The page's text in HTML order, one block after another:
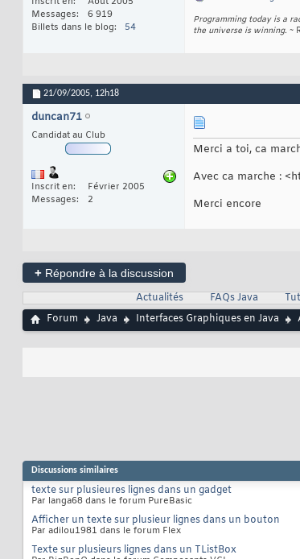
Messages
6 919
Billets dans le blog
54
Programming today is a
the universe is winning. ~
21/09/2005, 12h18
duncan71
Candidat au Club
Inscrit en
Février 2005
Messages
2
Merci a toi, ca
Avec ca marche :
Merci encore
+ Répondre à la discussion
Actualités FAQs Java
Forum
Java Interfaces Graphiques en Java
Discussions similaires
texte sur plusieures lignes dans un gadget
Par langa68 dans le forum PureBasic
Afficher un texte sur plusieur lignes dans un bouton
Par adilou1981 dans le forum Flex
Texte sur plusieurs lignes dans un TListBox